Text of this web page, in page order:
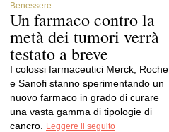
Benessere
Un farmaco contro la
metà dei tumori verrà
testato a breve
I colossi farmaceutici Merck, Roche
e Sanofi stanno sperimentando un
nuovo farmaco in grado di curare
una vasta gamma di tipologie di
cancro.
Leggere il seguito